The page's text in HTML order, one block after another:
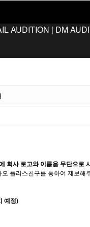
AUDITION | DM
회사 로고와 이름을 무단으로
플러스친구를 통하여 제보해
예정)